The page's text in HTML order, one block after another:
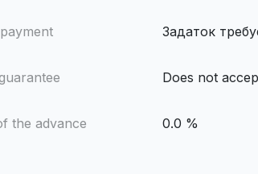
Задаток
Does not
the advance
0.0 %